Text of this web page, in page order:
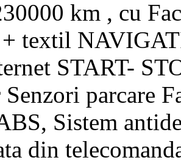
km , cu
textil
START-
parcare
Sistem
din